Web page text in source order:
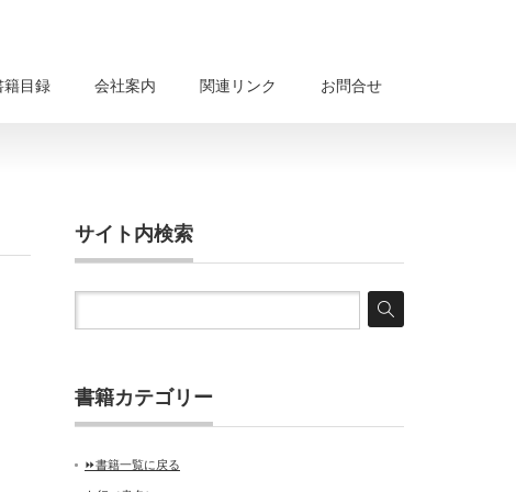
籍目録 会社案内 関連リンク お問合せ
サイト内検索
書籍カテゴリー
⏩書籍一覧に戻る